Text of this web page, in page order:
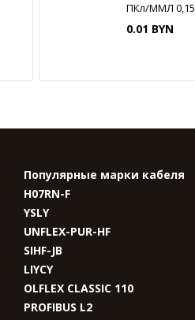
ПКл/ММЛ 0,15
0.01 BYN
Популярные марки кабеля
H07RN-F
YSLY
UNFLEX-PUR-HF
SIHF-JB
LIYCY
OLFLEX CLASSIC 110
PROFIBUS L2